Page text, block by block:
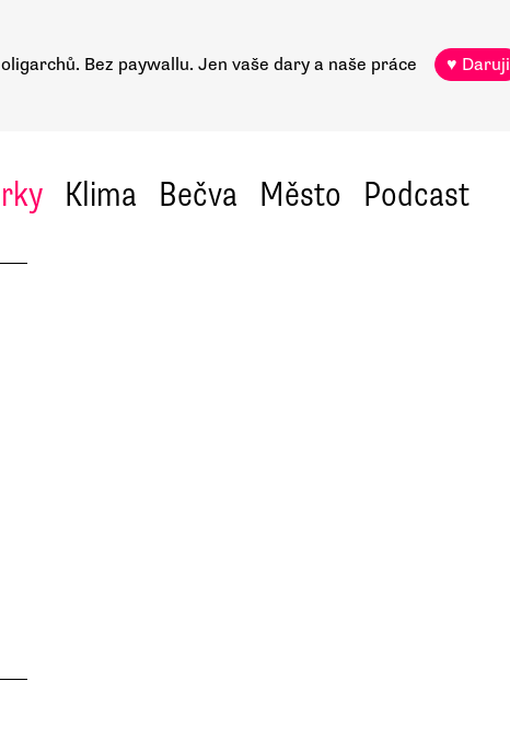
Bez paywallu. Jen vaše dary a naše práce ♥ Daruji
Klima Bečva Město Podcast